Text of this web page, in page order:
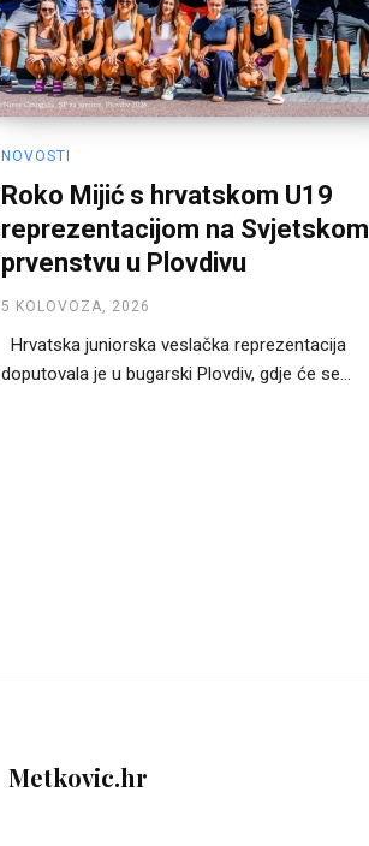
NOVOSTI
Roko Mijić s hrvatskom U19
reprezentacijom na Svjetskom
prvenstvu u Plovdivu
5 KOLOVOZA, 2026
Hrvatska juniorska veslačka reprezentacija
doputovala je u bugarski Plovdiv, gdje će se...
Metkovic.hr